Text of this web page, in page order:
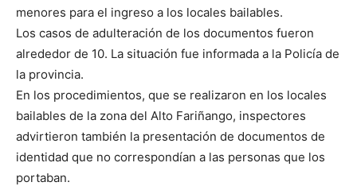
menores para el ingreso a los locales bailables.
Los casos de adulteración de los documentos fueron
alrededor de 10. La situación fue informada a la Policía de
la provincia.
En los procedimientos, que se realizaron en los locales
bailables de la zona del Alto Fariñango, inspectores
advirtieron también la presentación de documentos de
identidad que no correspondían a las personas que los
portaban.